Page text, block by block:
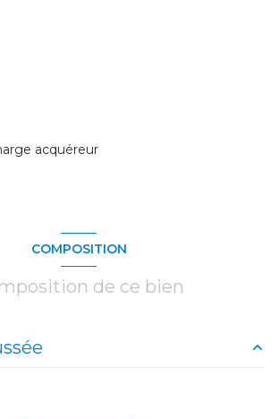
acquéreur
COMPOSITION
de ce bien